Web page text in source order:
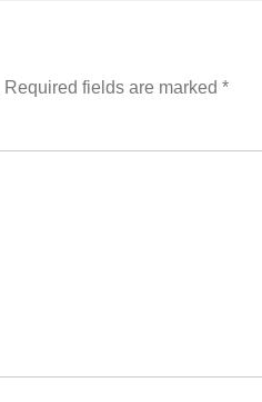
Required fields are marked *